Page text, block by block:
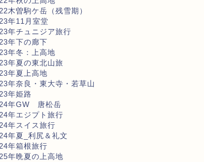
木曽駒ケ岳（残雪期）
年11月室堂
年チュニジア旅行
年下の廊下
年冬：上高地
年夏の東北山旅
年夏上高地
年奈良・東大寺・若草山
年姫路
年GW 唐松岳
年エジプト旅行
年スイス旅行
年夏_利尻＆礼文
年箱根旅行
年晩夏の上高地